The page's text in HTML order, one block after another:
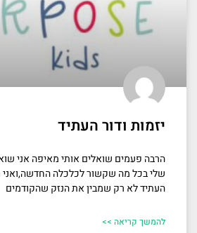
יזמות ודור העתיד
הרבה פעמים שואלים אותי מאיפה אני
שלי בכל מה שקשור לכלכלה החדשה,ואני
העתיד לא רק שמבין את הנזק שהקודמים
להמשך קריאה >>